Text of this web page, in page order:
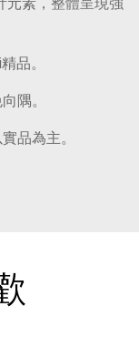
品。
隅。
品為主。